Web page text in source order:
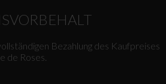
Bezahlung des Kaufpreises
de Roses.